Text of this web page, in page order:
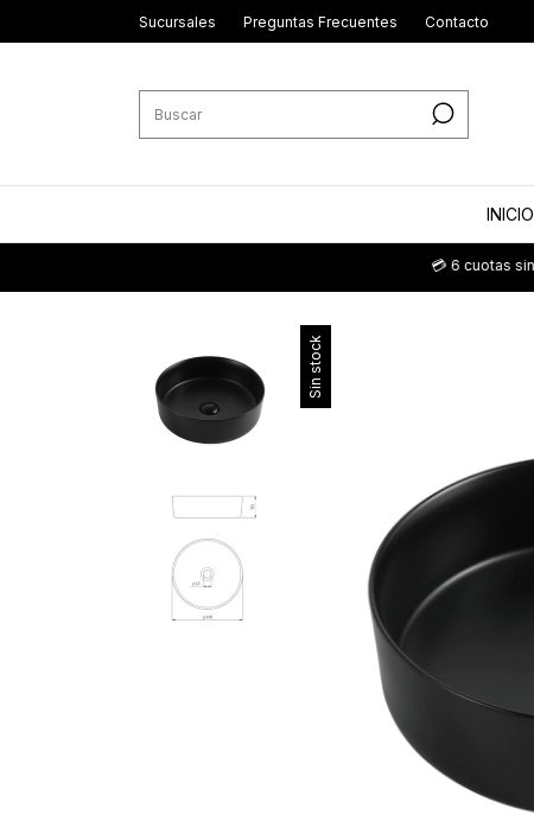
Sucursales Preguntas Frecuentes Contacto
INICIO
💳 6 cuotas sin interés
Sin stock